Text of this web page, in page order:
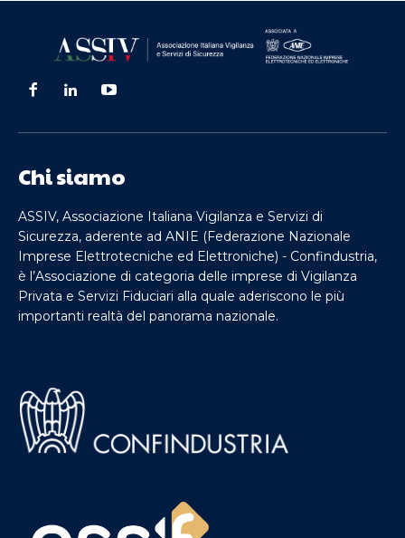
Chi siamo
ASSIV, Associazione Italiana Vigilanza e Servizi di
Sicurezza, aderente ad ANIE (Federazione Nazionale
Imprese Elettrotecniche ed Elettroniche) - Confindustria,
è l’Associazione di categoria delle imprese di Vigilanza
Privata e Servizi Fiduciari alla quale aderiscono le più
importanti realtà del panorama nazionale.